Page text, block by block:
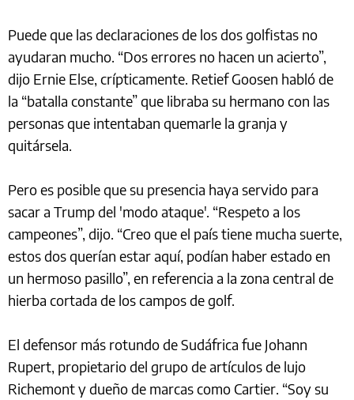
Puede que las declaraciones de los dos golfistas no
ayudaran mucho. “Dos errores no hacen un acierto”,
dijo Ernie Else, crípticamente. Retief Goosen habló de
la “batalla constante” que libraba su hermano con las
personas que intentaban quemarle la granja y
quitársela.
Pero es posible que su presencia haya servido para
sacar a Trump del 'modo ataque'. “Respeto a los
campeones”, dijo. “Creo que el país tiene mucha suerte,
estos dos querían estar aquí, podían haber estado en
un hermoso pasillo”, en referencia a la zona central de
hierba cortada de los campos de golf.
El defensor más rotundo de Sudáfrica fue Johann
Rupert, propietario del grupo de artículos de lujo
Richemont y dueño de marcas como Cartier. “Soy su